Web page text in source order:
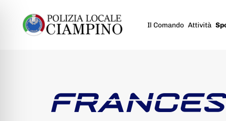
Il Comando Attività